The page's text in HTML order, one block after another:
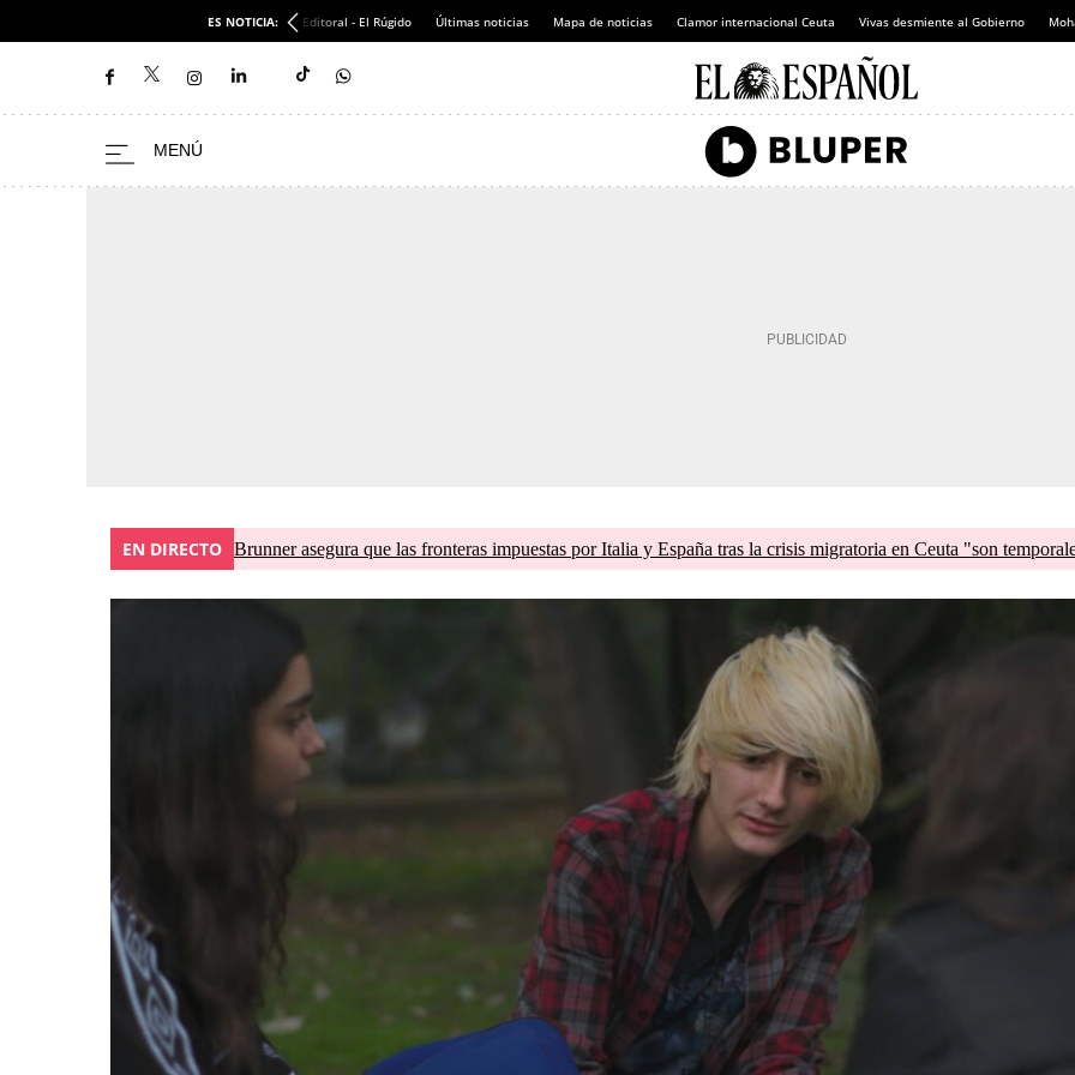
ES NOTICIA: Editoral - El Rúgido Últimas noticias Mapa de noticias Clamor internacional Ceuta Vivas desmiente al Gobierno
EN DIRECTO Brunner asegura que las fronteras impuestas por Italia y España tras la crisis migratoria en Ceuta "son